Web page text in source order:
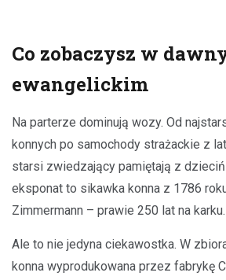
Co zobaczysz w
ewangelickim
Na parterze dominują wozy. Od
konnych po samochody strażackie z
starsi zwiedzający pamiętają z
eksponat to sikawka konna z 1786
Zimmermann – prawie 250 lat na karku.
Ale to nie jedyna ciekawostka. W
konna wyprodukowana przez fabrykę